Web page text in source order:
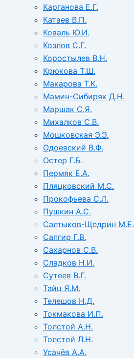
Карганова Е.Г.
Катаев В.П.
Коваль Ю.И.
Козлов С.Г.
Коростылев В.Н.
Крюкова Т.Ш.
Макарова Т.К.
Мамин-Сибиряк Д.Н.
Маршак С.Я.
Михалков С.В.
Мошковская Э.Э.
Одоевский В.Ф.
Остер Г.Б.
Пермяк Е.А.
Пляцковский М.С.
Прокофьева С.Л.
Пушкин А.С.
Салтыков-Щедрин М.Е.
Сапгир Г.В.
Сахарнов С.В.
Сладков Н.И.
Сутеев В.Г.
Тайц Я.М.
Телешов Н.Д.
Токмакова И.П.
Толстой А.Н.
Толстой Л.Н.
Усачёв А.А.